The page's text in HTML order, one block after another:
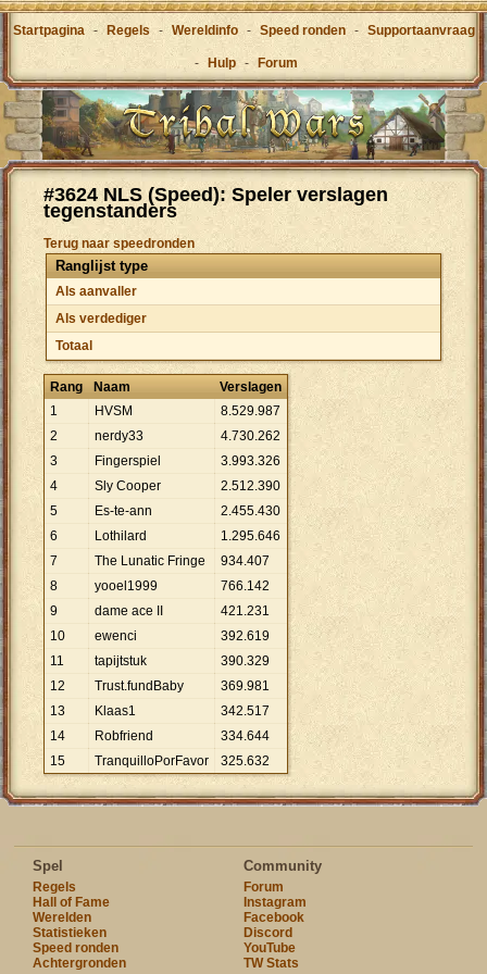
Startpagina - Regels - Wereldinfo - Speed ronden - Supportaanvraag
- Hulp - Forum
#3624 NLS (Speed): Speler verslagen
tegenstanders
Terug naar speedronden
Ranglijst type
Als aanvaller
Als verdediger
Totaal
Rang Naam
Verslagen
1
HVSM 8.529.987
2
nerdy33 4.730.262
3
Fingerspiel 3.993.326
4
Sly Cooper 2.512.390
5
Es-te-ann 2.455.430
6
Lothilard 1.295.646
7
The Lunatic Fringe 934.407
8
yooel1999 766.142
9
dame ace II 421.231
10
ewenci 392.619
11
tapijtstuk 390.329
12
Trust.fundBaby 369.981
13
Klaas1 342.517
14
Robfriend 334.644
15
TranquilloPorFavor 325.632
Spel
Regels
Hall of Fame
Werelden
Statistieken
Speed ronden
Achtergronden
Community
Forum
Instagram
Facebook
Discord
YouTube
TW Stats